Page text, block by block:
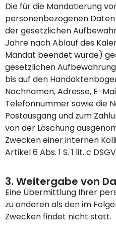
Die für die Mandatierung
personenbezogenen
der gesetzlichen
Jahre nach Ablauf des
Mandat beendet wurde)
gesetzlichen
bis auf den
Nachnamen, Adresse, E-
Telefonnummer sowie die
Postausgang und zum
von der Löschung
Zwecken einer internen
Artikel 6 Abs. 1 S. 1 lit. c
3. Weitergabe von
Eine Übermittlung Ihrer
zu anderen als den im
Zwecken findet nicht statt.